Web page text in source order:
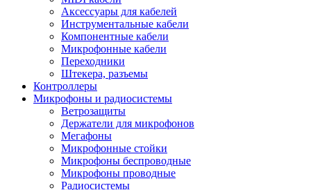
Аксессуары для кабелей
Инструментальные кабели
Компонентные кабели
Микрофонные кабели
Переходники
Штекера, разъемы
Контроллеры
Микрофоны и радиосистемы
Ветрозащиты
Держатели для микрофонов
Мегафоны
Микрофонные стойки
Микрофоны беспроводные
Микрофоны проводные
Радиосистемы